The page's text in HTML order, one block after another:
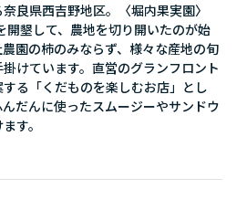
良県西吉野地区。〈堀内果実園〉
開墾して、農地を切り開いたのが始
園の柿のみならず、様々な産地の旬
けています。直営のグランフロント
る「くだものを楽しむお店」とし
だんに使ったスムージーやサンドウ
す。